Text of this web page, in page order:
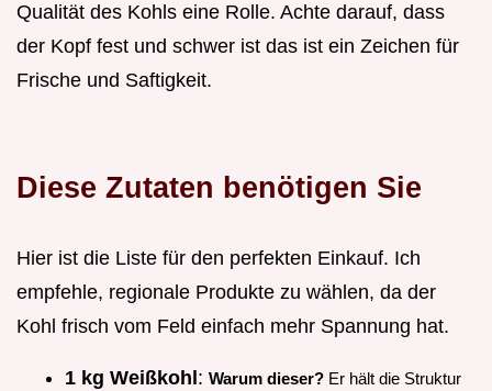
Qualität des Kohls eine Rolle. Achte darauf, dass
der Kopf fest und schwer ist das ist ein Zeichen für
Frische und Saftigkeit.
Diese Zutaten benötigen Sie
Hier ist die Liste für den perfekten Einkauf. Ich
empfehle, regionale Produkte zu wählen, da der
Kohl frisch vom Feld einfach mehr Spannung hat.
1 kg Weißkohl : Warum dieser? Er hält die Struktur